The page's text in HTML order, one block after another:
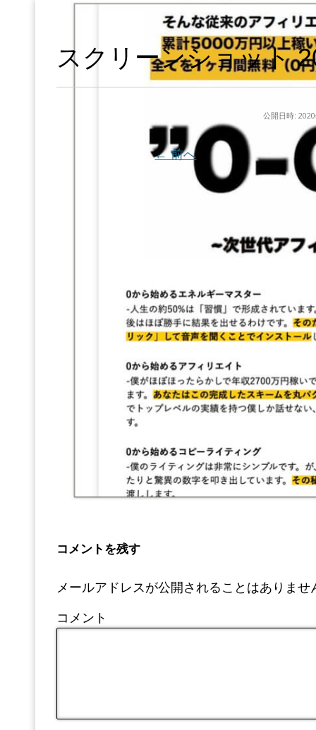
スクリーンショット
公開日時:
← 前へ
コメントを残す
メールアドレスが公開されることはありませ
コメント